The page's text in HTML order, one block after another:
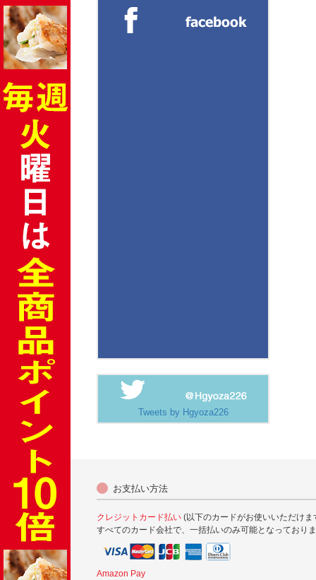
Tweets by Hgyoza226
お支払い方法
クレジットカード払い (以下のカードがお使いいただけま
すべてのカード会社で、一括払いのみ可能となっており
Amazon Pay